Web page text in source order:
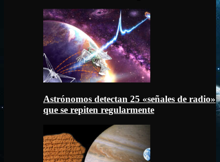
Astrónomos detectan 25 «señales de radio»
que se repiten regularmente